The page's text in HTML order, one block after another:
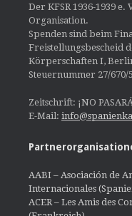
Der KFSR 1936-1939
Organisation.
Spenden sind beim
Freistellungsbescheid
Körperschaften I,
Steuernummer 27/670/
Zeitschrift: ¡NO
E-Mail:
AABI – Asociación de
Internacionales
ACER – Les Amis des